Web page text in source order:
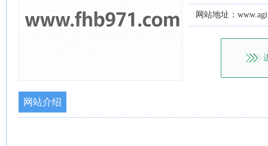
网站地址：
网站介绍